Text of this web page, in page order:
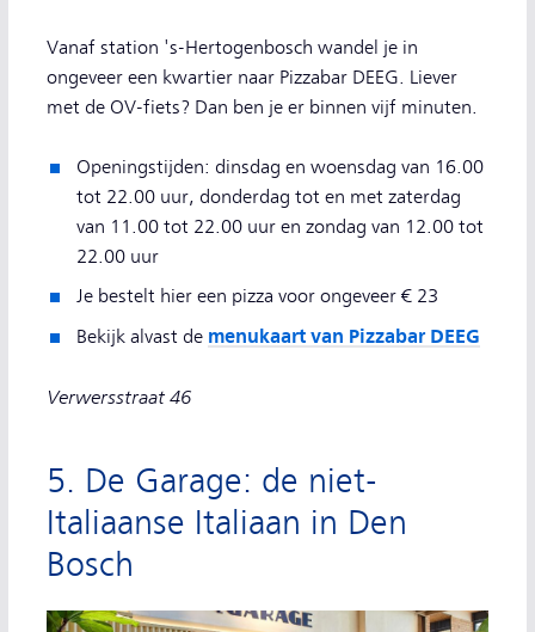
Vanaf station 's-Hertogenbosch wandel je in
ongeveer een kwartier naar Pizzabar DEEG. Liever
met de OV-fiets? Dan ben je er binnen vijf minuten.
Openingstijden: dinsdag en woensdag van 16.00
tot 22.00 uur, donderdag tot en met zaterdag
van 11.00 tot 22.00 uur en zondag van 12.00 tot
22.00 uur
Je bestelt hier een pizza voor ongeveer € 23
Bekijk alvast de menukaart van Pizzabar DEEG
Verwersstraat 46
5. De Garage: de niet-
Italiaanse Italiaan in Den
Bosch